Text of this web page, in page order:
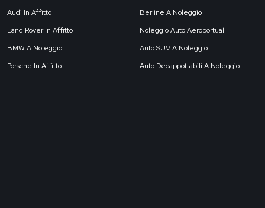
Audi In Affitto
Land Rover In Affitto
BMW A Noleggio
Porsche In Affitto
Berline A Noleggio
Noleggio Auto Aeroportuali
Auto SUV A Noleggio
Auto Decappottabili A Noleggio